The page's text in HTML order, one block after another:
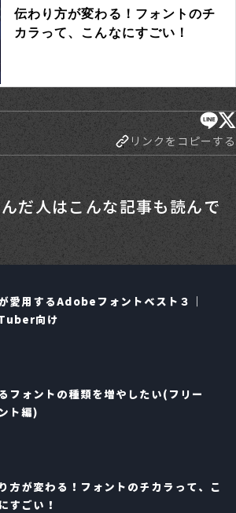
リンクをコピーする
だ人はこんな記事も読んで
愛用するAdobeフォントベスト３｜
向け
フォントの種類を増やしたい(フリー
ト編)
方が変わる！フォントのチカラって、こ
すごい！